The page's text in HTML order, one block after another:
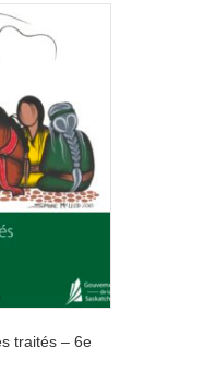
traités – 6e